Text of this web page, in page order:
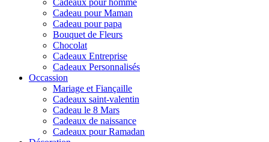
Cadeaux pour homme
Cadeau pour Maman
Cadeau pour papa
Bouquet de Fleurs
Chocolat
Cadeaux Entreprise
Cadeaux Personnalisés
Occassion
Mariage et Fiançaille
Cadeaux saint-valentin
Cadeau le 8 Mars
Cadeaux de naissance
Cadeaux pour Ramadan